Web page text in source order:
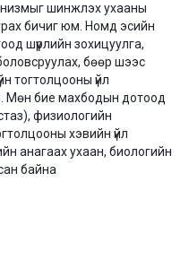
шинжлэх ухааны
бичиг юм. Номд эсийн
шүүрлийн зохицуулга,
бөөр шээс
тогтолцооны үйл
Мөн бие махбодын дотоод
физиологийн
хэвийн үйл
анагаах ухаан, биологийн
байна